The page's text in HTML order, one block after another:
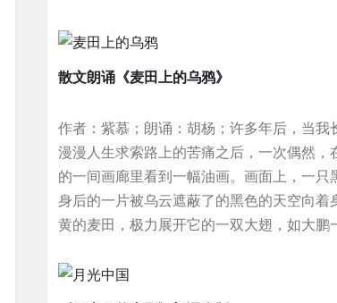
散文朗诵《麦田上的乌鸦》
作者：紫慕；朗诵：胡杨；许多年后，当我
漫漫人生求索路上的苦痛之后，一次偶然，
的一间画廊里看到一幅油画。画面上，一只
身后的一片被乌云遮蔽了的黑色的天空向着
黄的麦田，极力展开它的一双大翅，如大鹏